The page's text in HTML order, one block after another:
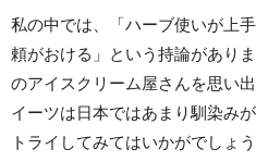
私の中では、「ハーブ使いが上
頼がおける」という持論があり
のアイスクリーム屋さんを思い
イーツは日本ではあまり馴染み
トライしてみてはいかがでしょ